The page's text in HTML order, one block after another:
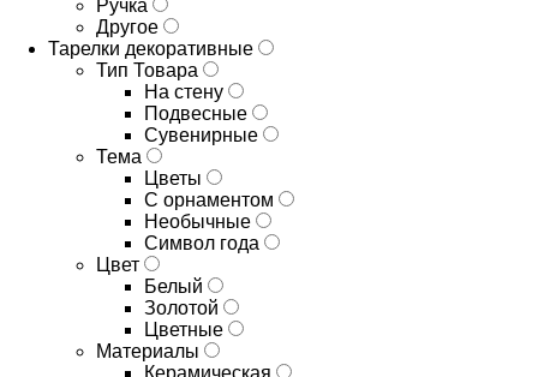
Ручка
Другое
Тарелки декоративные
Тип Товара
На стену
Подвесные
Сувенирные
Тема
Цветы
С орнаментом
Необычные
Символ года
Цвет
Белый
Золотой
Цветные
Материалы
Керамическая